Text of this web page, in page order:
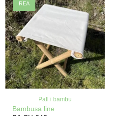
REA
Pall i bambu
Bambusa line